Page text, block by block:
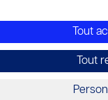
Tout
Tout